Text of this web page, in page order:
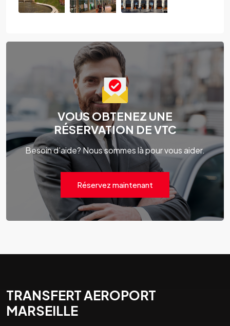
VOUS OBTENEZ UNE
RÉSERVATION DE VTC
Besoin d'aide? Nous sommes là pour vous aider.
Réservez maintenant
TRANSFERT AEROPORT
MARSEILLE